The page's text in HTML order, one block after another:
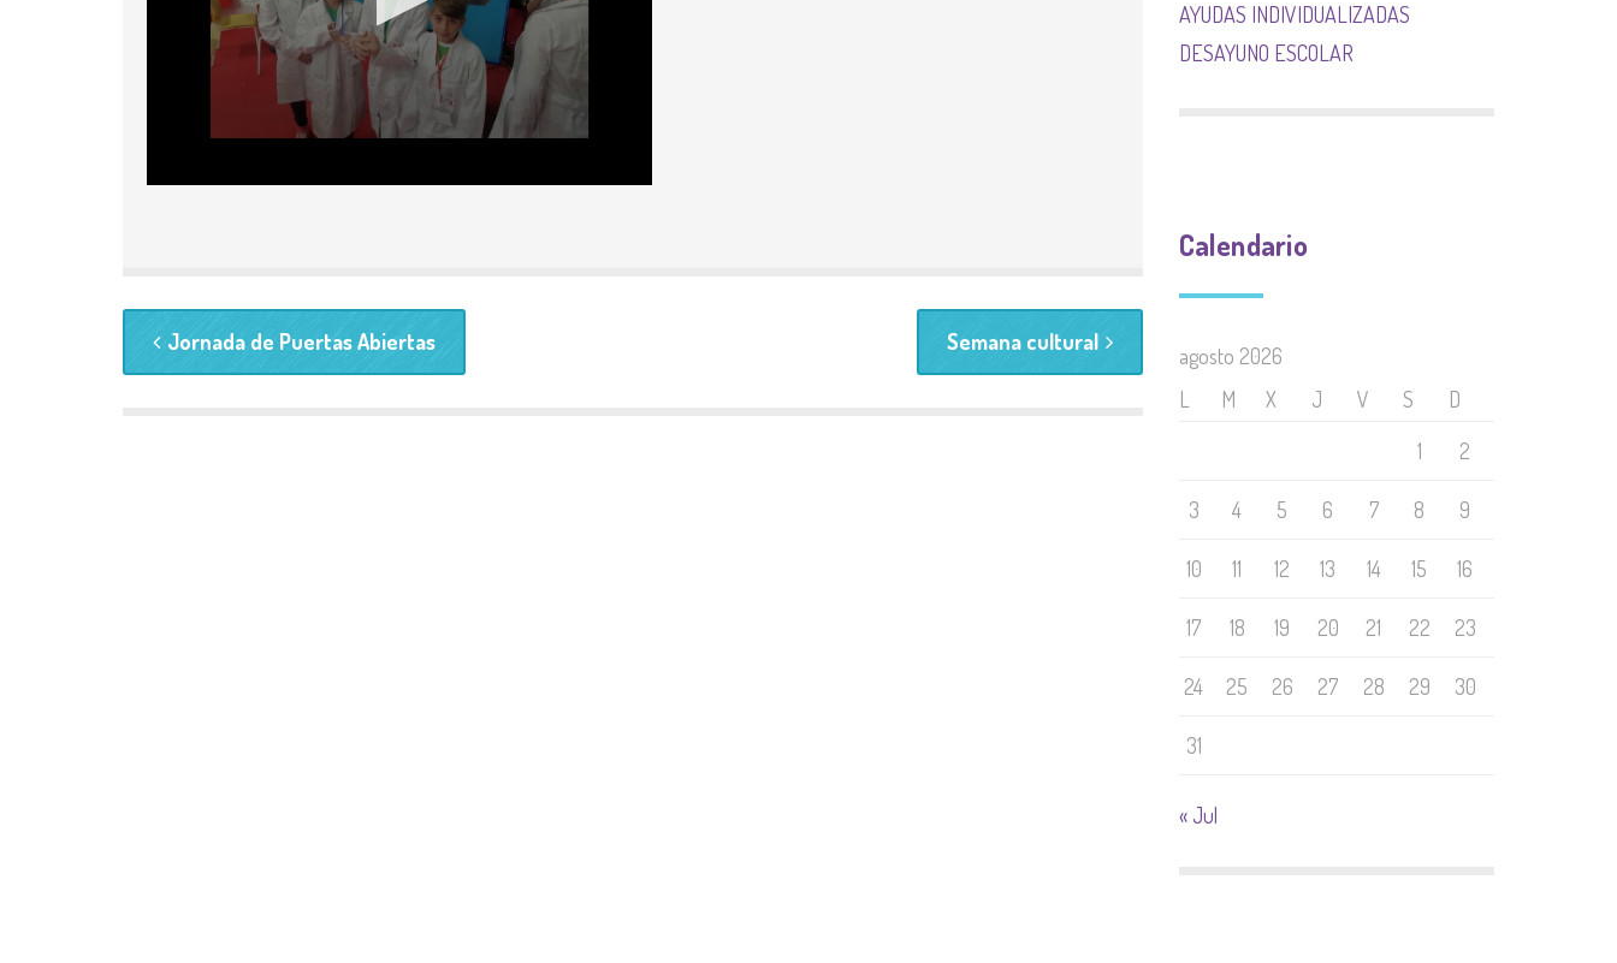
Jornada de Puertas Abiertas Semana cultural
AYUDAS INDIVIDUALIZADAS
DESAYUNO ESCOLAR
Calendario
agosto 2026
L
M X J V S
D
1
2
3 4 5 6 7 8 9
10 11 12 13 14 15 16
17 18 19 20 21 22 23
24 25 26 27 28 29 30
31
« Jul